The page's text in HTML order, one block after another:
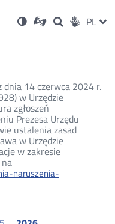
Ustawienia
Wersja
kontrastowa
Dla
niesłyszących
OtwórzOtwórz
w
Otwórz
w
Social PL
14 czerwca 2024 r.
w Urzędzie
zgłoszeń
Prezesa Urzędu
ustalenia zasad
w Urzędzie
w zakresie
naruszenia-